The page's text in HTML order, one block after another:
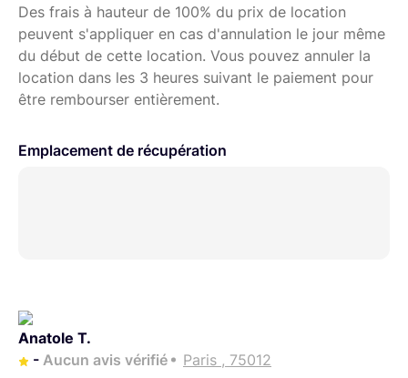
Des frais à hauteur de 100% du prix de location
peuvent s'appliquer en cas d'annulation le jour même
du début de cette location. Vous pouvez annuler la
location dans les 3 heures suivant le paiement pour
être rembourser entièrement.
Emplacement de récupération
Anatole T.
- Aucun avis vérifié Paris , 75012